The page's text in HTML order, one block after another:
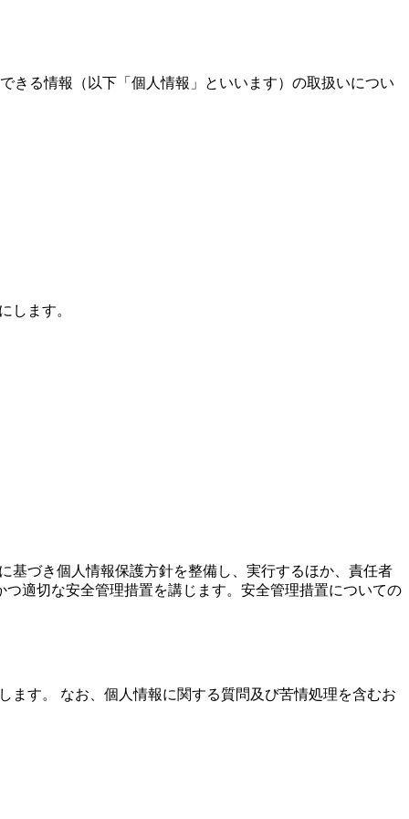
きる情報（以下「個人情報」といいます）の取扱いについ
します。
基づき個人情報保護方針を整備し、実行するほか、責任者
適切な安全管理措置を講じます。安全管理措置についての
ます。 なお、個人情報に関する質問及び苦情処理を含むお